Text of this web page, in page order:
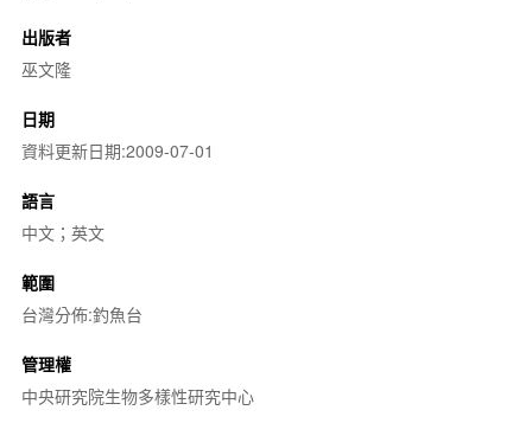
出版者
巫文隆
日期
資料更新日期:2009-07-01
語言
中文；英文
範圍
台灣分佈:釣魚台
管理權
中央研究院生物多樣性研究中心